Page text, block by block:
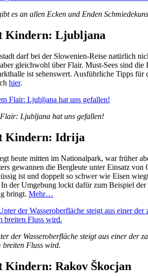
es an allen Ecken und Enden
Kindern: Ljubljana
darf bei der Slowenien-Reise natürlich
gleichwohl über Flair. Must-Sees sind
ist sehenswert. Ausführliche Tipps für
hier.
Ljubljana hat uns gefallen!
Kindern: Idrija
heute mitten im Nationalpark, war früher
gewannen die Bergleute unter Einsatz
ist und doppelt so schwer wie Eisen
der Umgebung lockt dafür zum Beispiel
bringt. Mehr…
der Wasseroberfläche steigt aus einer der
breiten Fluss wird.
Kindern: Rakov Škocjan